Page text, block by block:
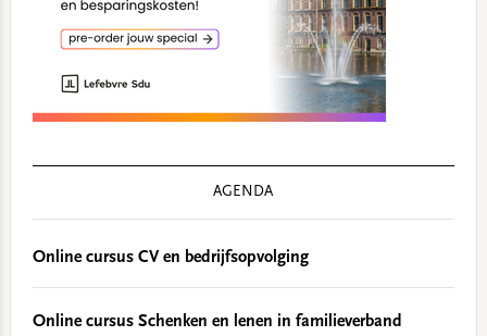
AGENDA
Online cursus CV en bedrijfsopvolging
Online cursus Schenken en lenen in familieverband